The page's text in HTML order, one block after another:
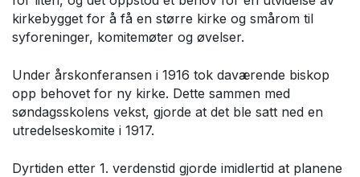
kirkebygget for å få en større kirke og smårom til
syforeninger, komitemøter og øvelser.
Under årskonferansen i 1916 tok daværende biskop
opp behovet for ny kirke. Dette sammen med
søndagsskolens vekst, gjorde at det ble satt ned en
utredelseskomite i 1917.
Dyrtiden etter 1. verdenstid gjorde imidlertid at planene